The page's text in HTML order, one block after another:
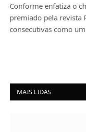
Conforme enfatiza o
premiado pela revista
consecutivas como
MAIS LIDAS